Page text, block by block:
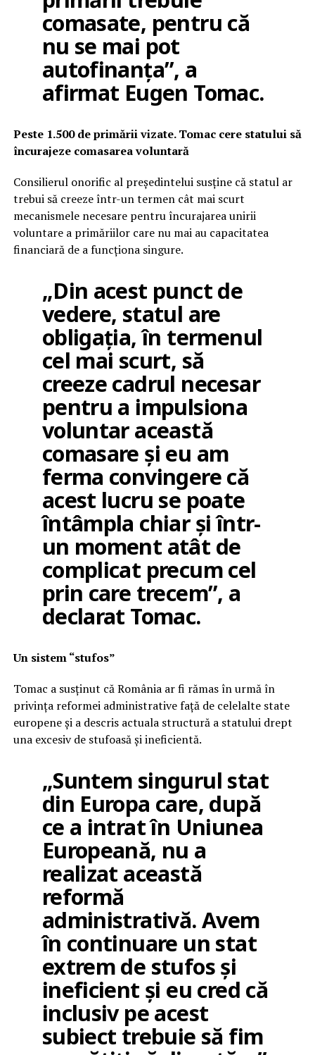
comasate, pentru că
nu se mai pot
autofinanța”, a
afirmat Eugen Tomac.
Peste 1.500 de primării vizate. Tomac cere statului să
încurajeze comasarea voluntară
Consilierul onorific al președintelui susține că statul ar
trebui să creeze într-un termen cât mai scurt
mecanismele necesare pentru încurajarea unirii
voluntare a primăriilor care nu mai au capacitatea
financiară de a funcționa singure.
„Din acest punct de
vedere, statul are
obligația, în termenul
cel mai scurt, să
creeze cadrul necesar
pentru a impulsiona
voluntar această
comasare și eu am
ferma convingere că
acest lucru se poate
întâmpla chiar și într-
un moment atât de
complicat precum cel
prin care trecem”, a
declarat Tomac.
Un sistem “stufos”
Tomac a susținut că România ar fi rămas în urmă în
privința reformei administrative față de celelalte state
europene și a descris actuala structură a statului drept
una excesiv de stufoasă și ineficientă.
„Suntem singurul stat
din Europa care, după
ce a intrat în Uniunea
Europeană, nu a
realizat această
reformă
administrativă. Avem
în continuare un stat
extrem de stufos și
ineficient și eu cred că
inclusiv pe acest
subiect trebuie să fim